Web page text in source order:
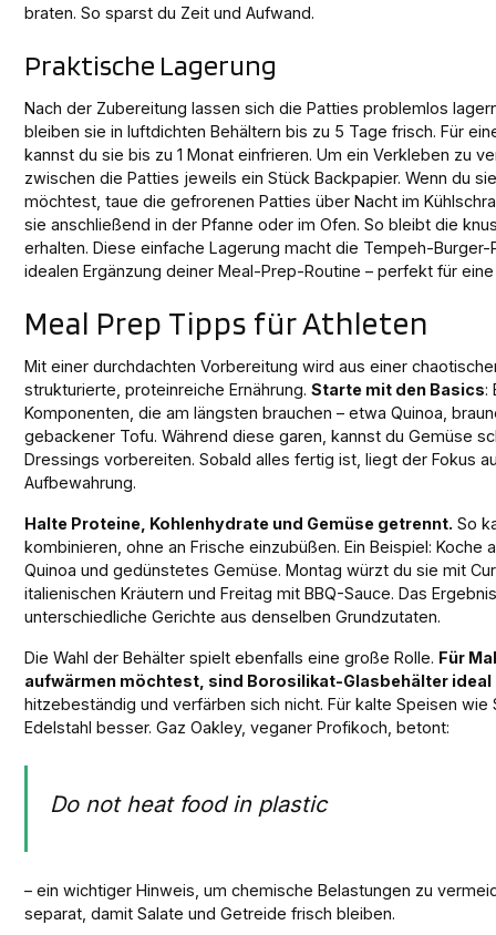
braten. So sparst du Zeit und Aufwand.
Praktische Lagerung
Nach der Zubereitung lassen sich die Patties problemlos
bleiben sie in luftdichten Behältern bis zu 5 Tage frisch. Für
kannst du sie bis zu 1 Monat einfrieren. Um ein Verkleben zu
zwischen die Patties jeweils ein Stück Backpapier. Wenn du
möchtest, taue die gefrorenen Patties über Nacht im
sie anschließend in der Pfanne oder im Ofen. So bleibt die
erhalten. Diese einfache Lagerung macht die Tempeh-
idealen Ergänzung deiner Meal-Prep-Routine – perfekt für
Meal Prep Tipps für Athleten
Mit einer durchdachten Vorbereitung wird aus einer
strukturierte, proteinreiche Ernährung.Starte mit den Basics:
Komponenten, die am längsten brauchen – etwa Quinoa,
gebackener Tofu. Während diese garen, kannst du Gemüse
Dressings vorbereiten. Sobald alles fertig ist, liegt der Fokus
Aufbewahrung.
Halte Proteine, Kohlenhydrate und Gemüse getrennt. So
kombinieren, ohne an Frische einzubüßen. Ein Beispiel: Koche
Quinoa und gedünstetes Gemüse. Montag würzt du sie mit
italienischen Kräutern und Freitag mit BBQ-Sauce. Das
unterschiedliche Gerichte aus denselben Grundzutaten.
Die Wahl der Behälter spielt ebenfalls eine große Rolle. Für
aufwärmen möchtest, sind Borosilikat-Glasbehälter ideal
hitzebeständig und verfärben sich nicht. Für kalte Speisen wie
Edelstahl besser. Gaz Oakley, veganer Profikoch, betont:
Do not heat food in plastic
– ein wichtiger Hinweis, um chemische Belastungen zu
separat, damit Salate und Getreide frisch bleiben.